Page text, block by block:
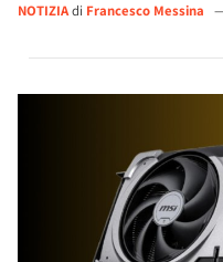
NOTIZIAdi Francesco Messina